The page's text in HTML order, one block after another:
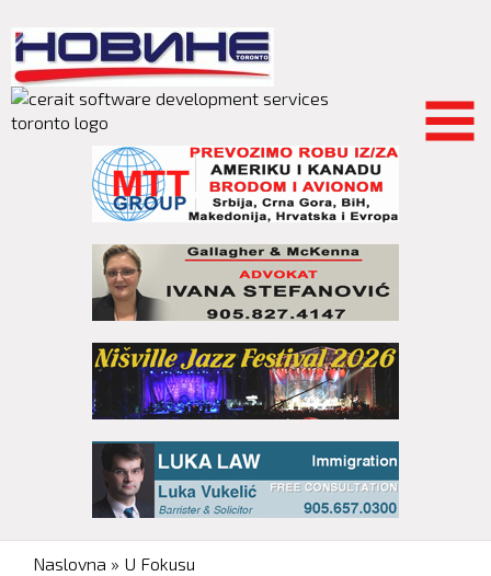
main
content
You are here
Naslovna » U Fokusu